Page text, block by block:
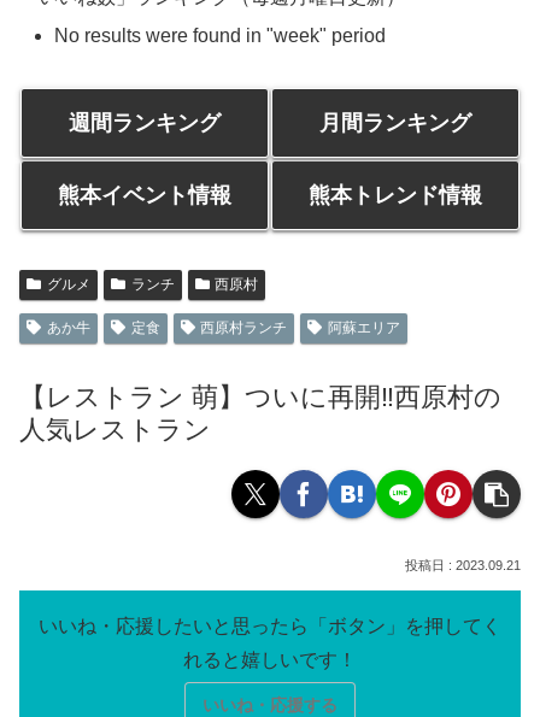
No results were found in "week" period
週間ランキング 月間ランキング
熊本イベント情報 熊本トレンド情報
グルメ ランチ 西原村
あか牛 定食 西原村ランチ 阿蘇エリア
【レストラン 萌】ついに再開‼西原村の
人気レストラン
2023.09.21
いいね・応援する